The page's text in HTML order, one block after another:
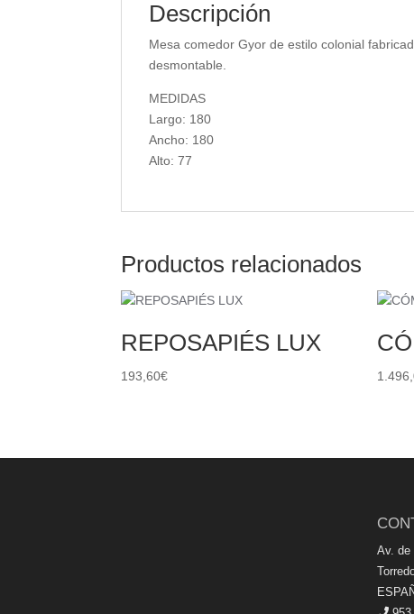
Descripción
Mesa comedor Gyor de estilo colonial
desmontable.
MEDIDAS
Largo: 180
Ancho: 180
Alto: 77
Productos relacionados
REPOSAPIÉS LUX
193,60€
Av. de